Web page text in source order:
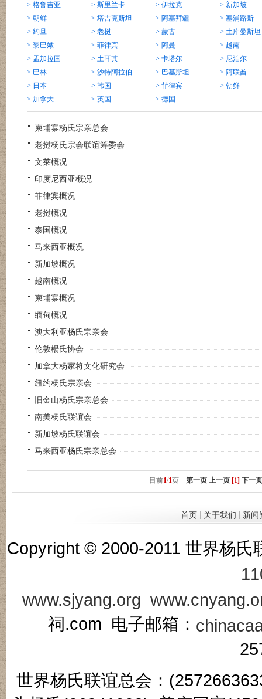
> 格鲁吉亚
> 斯里兰卡 > 伊拉克
> 新加坡
> 朝鲜
> 塔吉克斯坦 > 阿塞拜疆
> 塞浦路斯
> 约旦
> 老挝 > 蒙古
> 土库曼斯坦
> 黎巴嫩
> 菲律宾 > 阿曼
> 越南
> 孟加拉国
> 土耳其 > 卡塔尔
> 尼泊尔
> 巴林
> 沙特阿拉伯 > 巴基斯坦
> 阿联酋
> 日本
> 韩国 > 菲律宾
> 朝鲜
> 加拿大
> 英国 > 德国
柬埔寨杨氏宗亲总会
老挝杨氏宗会联谊筹委会
文莱概况
印度尼西亚概况
菲律宾概况
老挝概况
泰国概况
马来西亚概况
新加坡概况
越南概况
柬埔寨概况
缅甸概况
澳大利亚杨氏宗亲会
伦敦楊氏协会
加拿大杨家将文化研究会
纽约杨氏宗亲会
旧金山杨氏宗亲总会
南美杨氏联谊会
新加坡杨氏联谊会
马来西亚杨氏宗亲总会
目前1/1页 第一页 上一页 [1] 下一页
首页| 关于我们 新闻
Copyright © 2000-2011 世界杨
www.sjyang.org
祠.com 电子邮箱：
世界杨氏联谊总会：